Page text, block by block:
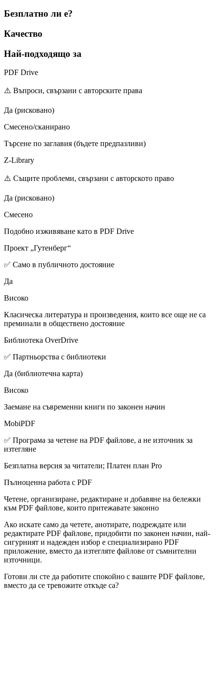
Безплатно ли е?
Качество
Най-подходящо за
PDF Drive
⚠️ Въпроси, свързани с авторските права
Да (рисковано)
Смесенo/сканиранo
Търсене по заглавия (бъдете предпазливи)
Z-Library
⚠️ Същите проблеми, свързани с авторското право
Да (рисковано)
Смесено
Подобно изживяване като в PDF Drive
Проект „Гутенберг“
✅ Само в публичното достояние
Да
Високо
Класическа литература и произведения, които все още не са
преминали в обществено достояние
Библиотека OverDrive
✅ Партньорства с библиотеки
Да (библиотечна карта)
Високо
Заемане на съвременни книги по законен начин
MobiPDF
✅ Програма за четене на PDF файлове, а не източник за
изтегляне
Безплатна версия за читатели; Платен план Pro
Пълноценна работа с PDF
Четене, организиране, редактиране и добавяне на бележки
към PDF файлове, които притежавате законно
Ако искате само да четете, анотирате, подреждате или
редактирате PDF файлове, придобити по законен начин, най-
сигурният и надежден избор е специализирано PDF
приложение, вместо да изтегляте файлове от съмнителни
източници.
Готови ли сте да работите спокойно с вашите PDF файлове,
вместо да се тревожите откъде са?